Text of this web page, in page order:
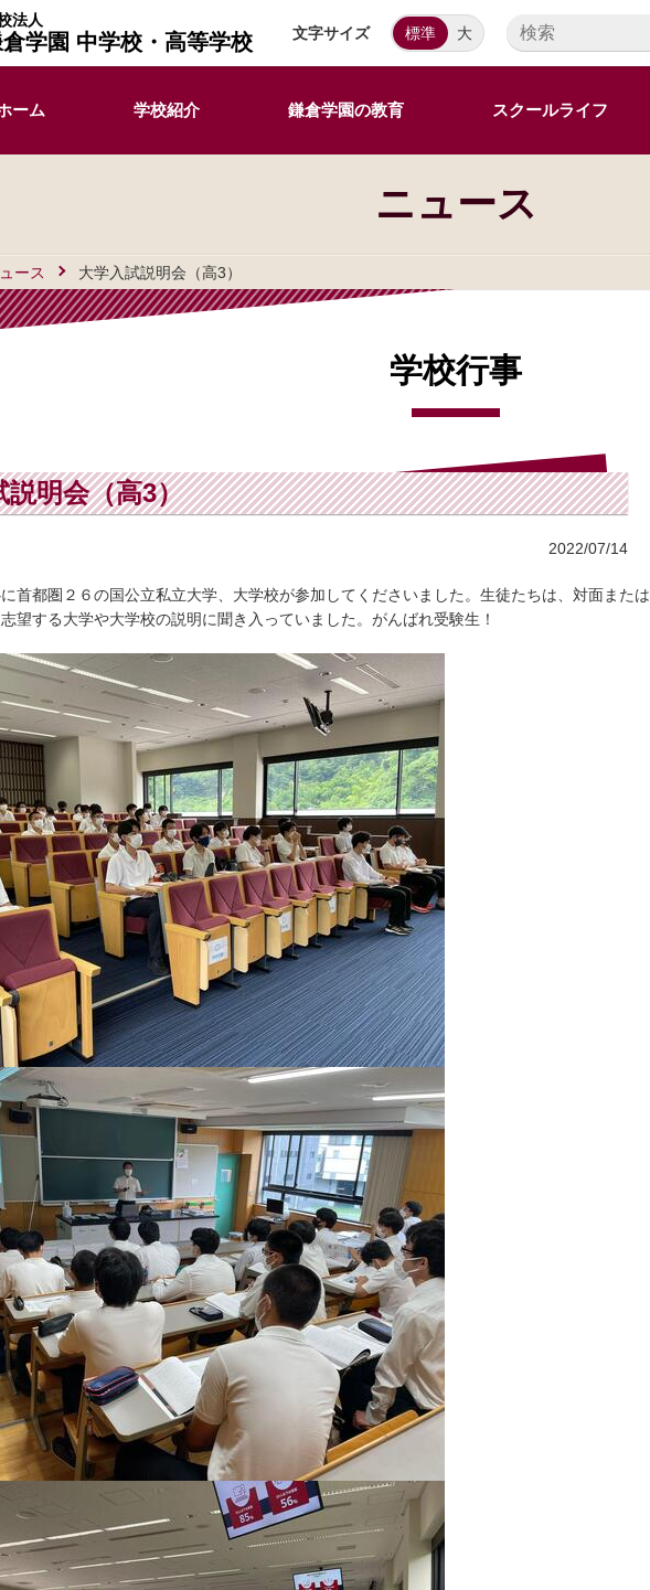
法人
学園 中学校・高等学校 文字サイズ 標準 大
ーム 学校紹介 鎌倉学園の教育 スクールライフ
ニュース
ース 大学入試説明会（高3）
学校行事
説明会（高3）
2022/07/14
首都圏２６の国公立私立大学、大学校が参加してくださいました。生徒たちは、対面または
望する大学や大学校の説明に聞き入っていました。がんばれ受験生！